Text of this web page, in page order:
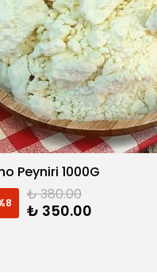
Peyniri 1000G
8 ₺ 380.00
₺ 350.00